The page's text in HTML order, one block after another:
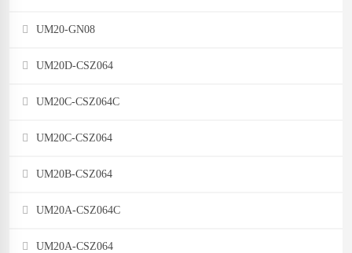
UM20-GN08
UM20D-CSZ064
UM20C-CSZ064C
UM20C-CSZ064
UM20B-CSZ064
UM20A-CSZ064C
UM20A-CSZ064